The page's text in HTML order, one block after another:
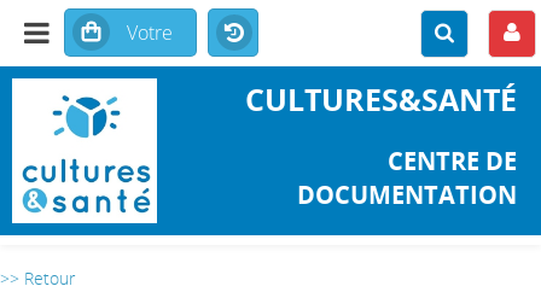
CULTURES&SANTÉ
CENTRE DE
DOCUMENTATION
>> Retour